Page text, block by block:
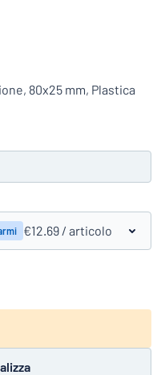
la progettazione della
80x25 mm, Plastica
€12.69 / articolo